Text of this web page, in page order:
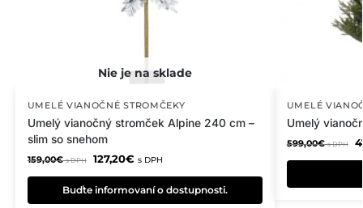
UMELÉ VIANOČNÉ STROMČEKY
Umelý vianočný stromček Alpine 240 cm –
slim so snehom
159,00€ s DPH 127,20€ s DPH
Buďte informovaní o dostupnosti.
UMELÉ
Umelý
599,00€ s DPH